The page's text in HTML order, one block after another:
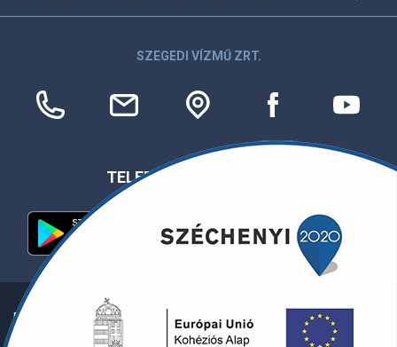
SZEGEDI VÍZMŰ ZRT.
TELEFONOS APPLIKÁCIÓ
Egyéb információk